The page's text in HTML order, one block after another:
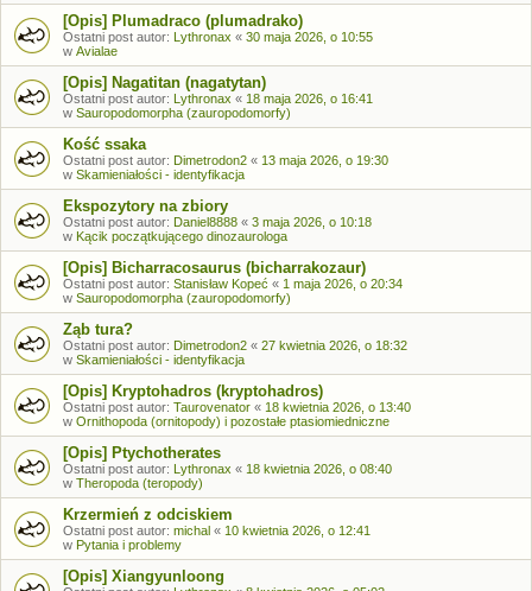
[Opis] Plumadraco (plumadrako)
Ostatni post autor: Lythronax « 30 maja 2026, o 10:55
w Avialae
[Opis] Nagatitan (nagatytan)
Ostatni post autor: Lythronax « 18 maja 2026, o 16:41
w Sauropodomorpha (zauropodomorfy)
Kość ssaka
Ostatni post autor: Dimetrodon2 « 13 maja 2026, o 19:30
w Skamieniałości - identyfikacja
Ekspozytory na zbiory
Ostatni post autor: Daniel8888 « 3 maja 2026, o 10:18
w Kącik początkującego dinozaurologa
[Opis] Bicharracosaurus (bicharrakozaur)
Ostatni post autor: Stanisław Kopeć « 1 maja 2026, o 20:34
w Sauropodomorpha (zauropodomorfy)
Ząb tura?
Ostatni post autor: Dimetrodon2 « 27 kwietnia 2026, o 18:32
w Skamieniałości - identyfikacja
[Opis] Kryptohadros (kryptohadros)
Ostatni post autor: Taurovenator « 18 kwietnia 2026, o 13:40
w Ornithopoda (ornitopody) i pozostałe ptasiomiedniczne
[Opis] Ptychotherates
Ostatni post autor: Lythronax « 18 kwietnia 2026, o 08:40
w Theropoda (teropody)
Krzermień z odciskiem
Ostatni post autor: michal « 10 kwietnia 2026, o 12:41
w Pytania i problemy
[Opis] Xiangyunloong